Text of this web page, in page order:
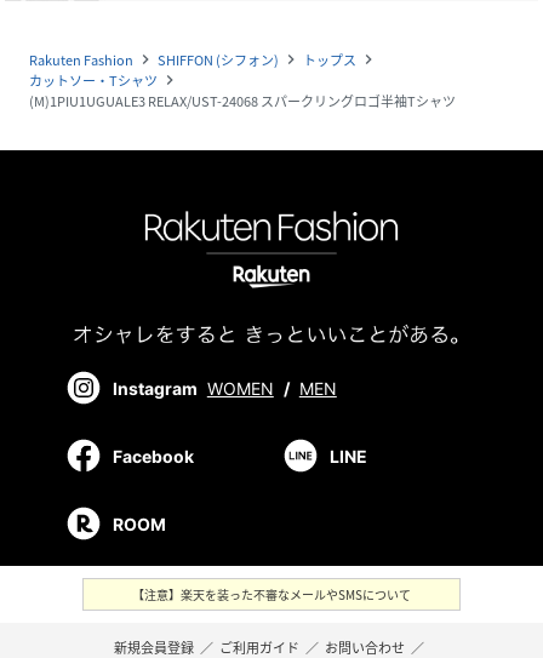
Rakuten Fashion navigate_next SHIFFON (シフォン) navigate_next トップス navigate_next
カットソー・Tシャツ navigate_next
(M)1PIU1UGUALE3 RELAX/UST-24068 スパークリングロゴ半袖Tシャツ
Instagram WOMEN / MEN
Facebook LINE
ROOM
【注意】楽天を装った不審なメールやSMSについて
新規会員登録 ／ ご利用ガイド ／ お問い合わせ ／